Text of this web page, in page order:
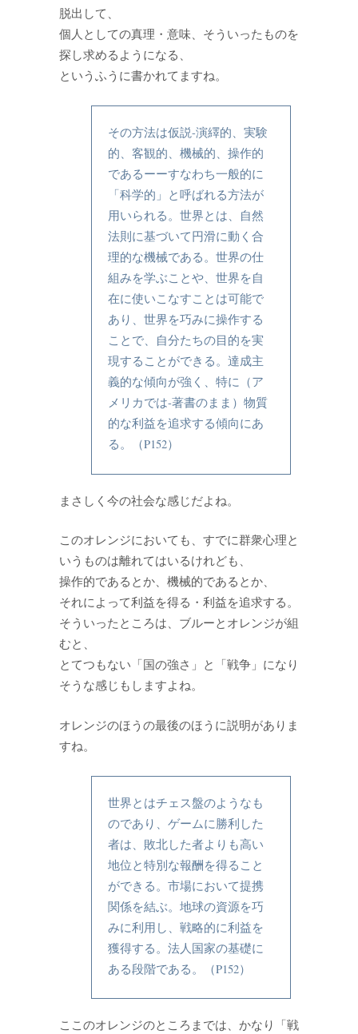
脱出して、
個人としての真理・意味、そういったものを
探し求めるようになる、
というふうに書かれてますね。
その方法は仮説-演繹的、実験
的、客観的、機械的、操作的
であるーーすなわち一般的に
「科学的」と呼ばれる方法が
用いられる。世界とは、自然
法則に基づいて円滑に動く合
理的な機械である。世界の仕
組みを学ぶことや、世界を自
在に使いこなすことは可能で
あり、世界を巧みに操作する
ことで、自分たちの目的を実
現することができる。達成主
義的な傾向が強く、特に（ア
メリカでは-著書のまま）物質
的な利益を追求する傾向にあ
る。（P152）
まさしく今の社会な感じだよね。
このオレンジにおいても、すでに群衆心理と
いうものは離れてはいるけれども、
操作的であるとか、機械的であるとか、
それによって利益を得る・利益を追求する。
そういったところは、ブルーとオレンジが組
むと、
とてつもない「国の強さ」と「戦争」になり
そうな感じもしますよね。
オレンジのほうの最後のほうに説明がありま
すね。
世界とはチェス盤のようなも
のであり、ゲームに勝利した
者は、敗北した者よりも高い
地位と特別な報酬を得ること
ができる。市場において提携
関係を結ぶ。地球の資源を巧
みに利用し、戦略的に利益を
獲得する。法人国家の基礎に
ある段階である。（P152）
ここのオレンジのところまでは、かなり「戦